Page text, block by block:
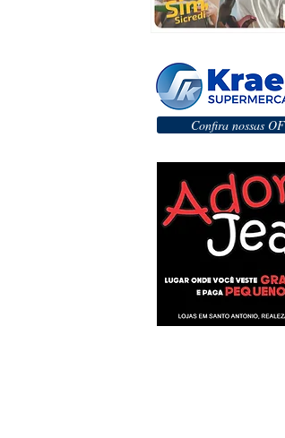
Confira nossas